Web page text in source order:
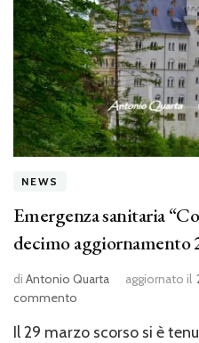
NEWS
Emergenza sanitaria
decimo aggiornamento
di Antonio Quarta aggiornato il
commento
sanitaria
Il 29 marzo scorso si è